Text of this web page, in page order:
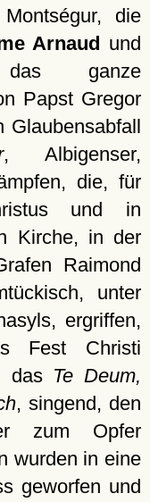
die
Arnaud und
ganze
Papst Gregor
Glaubensabfall
, Albigenser,
die, für
und in
Kirche, in der
Raimond
unter
ergriffen,
Fest Christi
das Te Deum,
, singend, den
zum Opfer
wurden in eine
geworfen und